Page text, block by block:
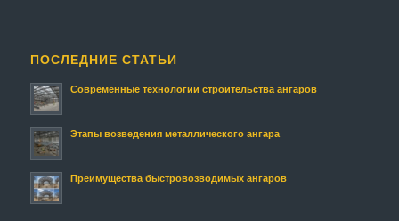
ПОСЛЕДНИЕ СТАТЬИ
Современные технологии строительства ангаров
Этапы возведения металлического ангара
Преимущества быстровозводимых ангаров